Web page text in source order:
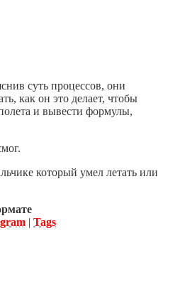
суть процессов, они
как он это делает, чтобы
и вывести формулы,
который умел летать или
| Tags